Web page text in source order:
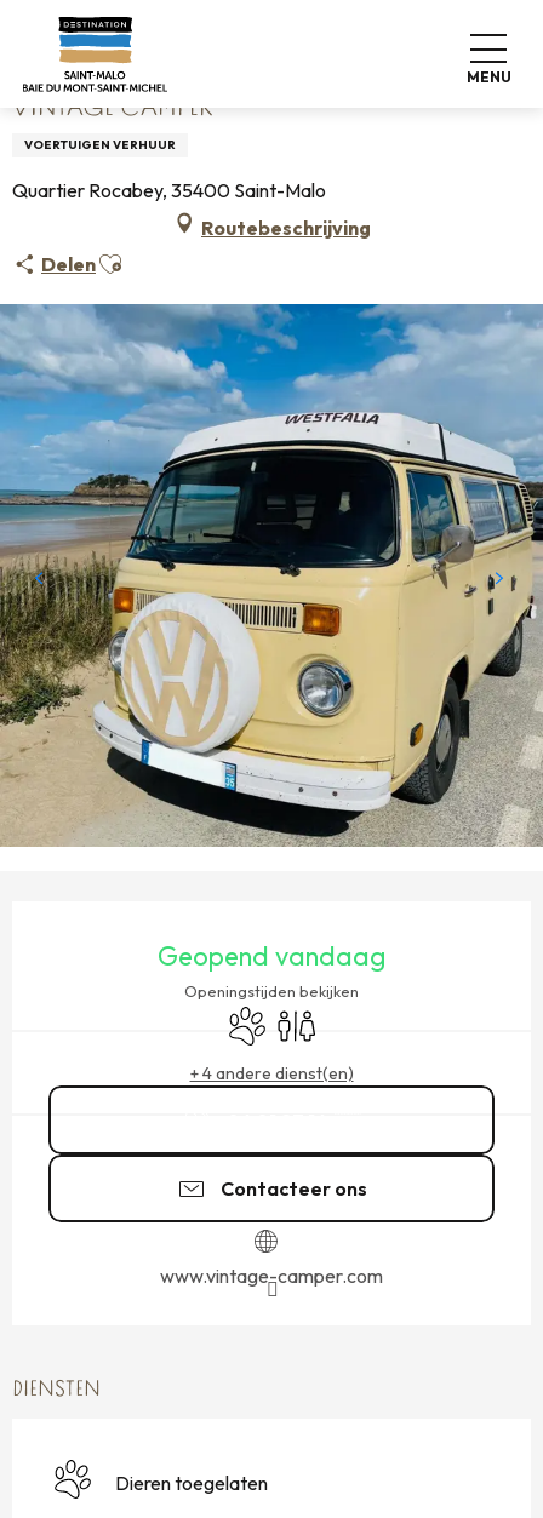
contenu
principal
MENU
Home Vintage Camper
VINTAGE CAMPER
VOERTUIGEN VERHUUR
Quartier Rocabey, 35400 Saint-Malo
Routebeschrijving
DelenAjouter aux favoris
Geopend vandaag
Openingstijden bekijken
Dieren toegelaten
Toiletten
+ 4 andere dienst(en)
Contacteer ons
www.vintage-camper.com
DIENSTEN
Dieren toegelaten